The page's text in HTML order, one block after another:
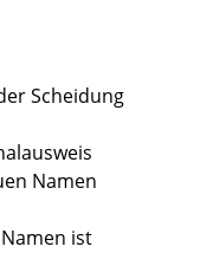
Scheidung
Namen
ist